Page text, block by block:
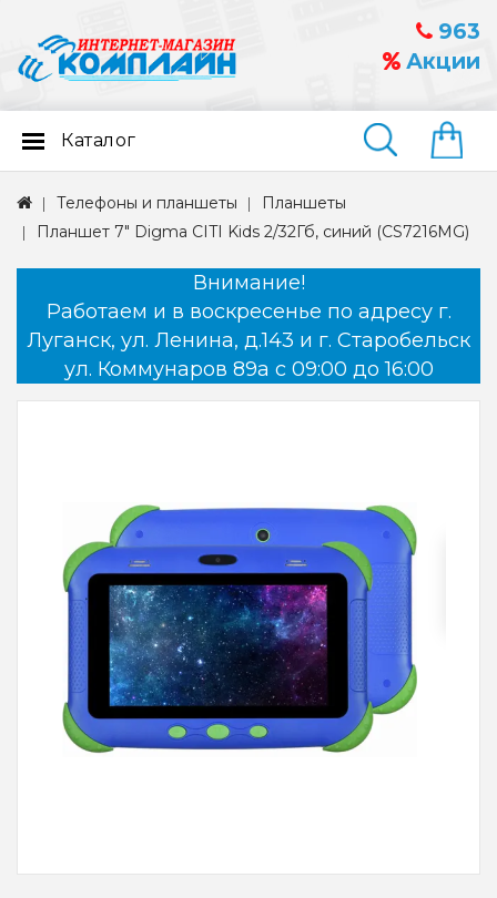
963
Акции
Найти
Каталог
Телефоны и планшеты
Планшеты
Планшет 7" Digma CITI Kids 2/32Гб, синий (CS7216MG)
Внимание!
Работаем и в воскресенье по адресу г.
Луганск, ул. Ленина, д.143 и г. Старобельск
ул. Коммунаров 89а с 09:00 до 16:00